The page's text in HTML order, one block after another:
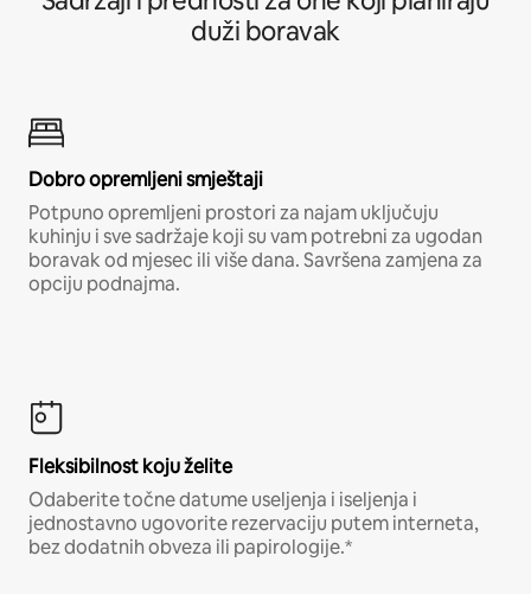
duži boravak
Dobro opremljeni smještaji
Potpuno opremljeni prostori za najam uključuju
kuhinju i sve sadržaje koji su vam potrebni za ugodan
boravak od mjesec ili više dana. Savršena zamjena za
opciju podnajma.
Fleksibilnost koju želite
Odaberite točne datume useljenja i iseljenja i
jednostavno ugovorite rezervaciju putem interneta,
bez dodatnih obveza ili papirologije.*